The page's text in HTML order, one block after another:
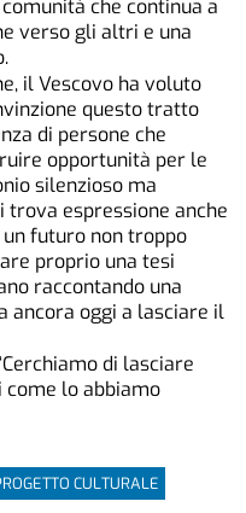
che continua a
verso gli altri e una
il Vescovo ha voluto
questo tratto
di persone che
opportunità per le
silenzioso ma
trova espressione anche
un futuro non troppo
proprio una tesi
raccontando una
ancora oggi a lasciare il
di lasciare
come lo abbiamo
CULTURALE